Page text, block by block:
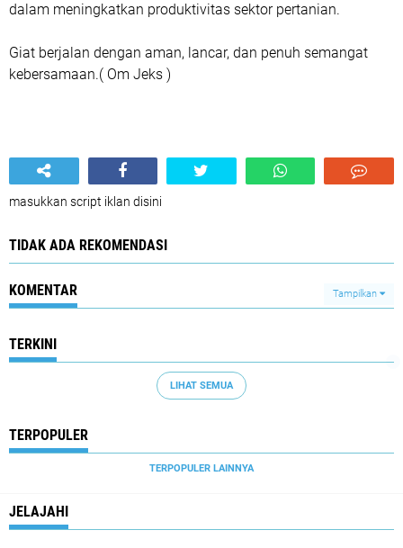
dalam meningkatkan produktivitas sektor pertanian.
Giat berjalan dengan aman, lancar, dan penuh semangat
kebersamaan.( Om Jeks )
masukkan script iklan disini
TIDAK ADA REKOMENDASI
KOMENTAR Tampilkan
TERKINI
LIHAT SEMUA
TERPOPULER
TERPOPULER LAINNYA
JELAJAHI